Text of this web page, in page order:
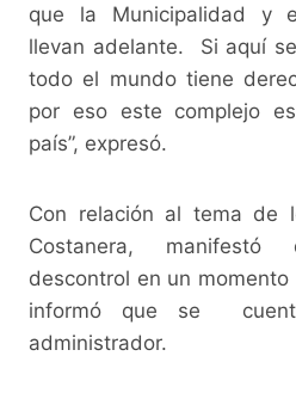
que la Municipalidad y
llevan adelante. Si aquí
todo el mundo tiene
por eso este complejo
país”, expresó.
Con relación al tema de
Costanera,
descontrol en un
informó que se
administrador.